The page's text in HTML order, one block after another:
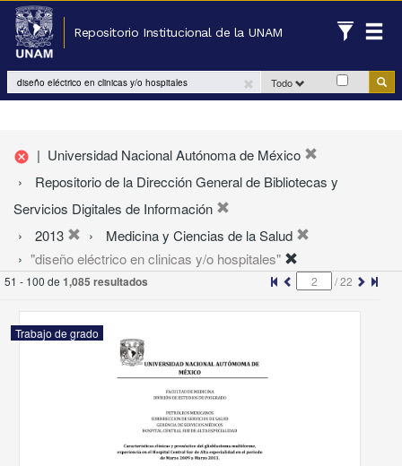
Repositorio Institucional de la UNAM
Todo
cancel | Universidad Nacional Autónoma de México
Repositorio de la Dirección General de Bibliotecas y
Servicios Digitales de Información
2013
Medicina y Ciencias de la Salud
"diseño eléctrico en clinicas y/o hospitales"
51 - 100 de 1,085 resultados /22
Trabajo de grado